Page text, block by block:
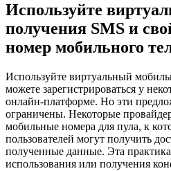
Используйте
получения SMS и
номер мобильного
Используйте виртуальный
можете зарегистрироваться у
онлайн-платформе. Но эти
ограничены. Некоторые
мобильные номера для пула, к
пользователей могут получить
полученные данные. Эта
использования или получения